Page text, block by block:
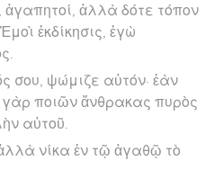
ἀγαπητοί, ἀλλὰ δότε τόπον
ἐκδίκησις, ἐγὼ
σου, ψώμιζε αὐτόν· ἐὰν
γὰρ ποιῶν ἄνθρακας πυρὸς
αὐτοῦ.
νίκα ἐν τῷ ἀγαθῷ τὸ